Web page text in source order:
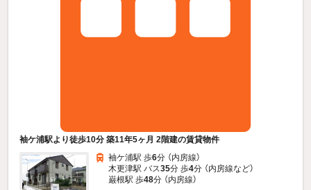
袖ケ浦駅より徒歩10分 築11年5ヶ月 2階建の賃貸物件
袖ケ浦駅 歩6分 （内房線）
木更津駅 バス35分 歩4分 （内房線など）
巌根駅 歩48分 （内房線）